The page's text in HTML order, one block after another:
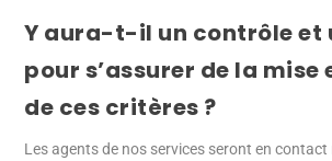
Y aura-t-il un contrôle et
pour s’assurer de la
de ces critères ?
Les agents de nos services seront en contact